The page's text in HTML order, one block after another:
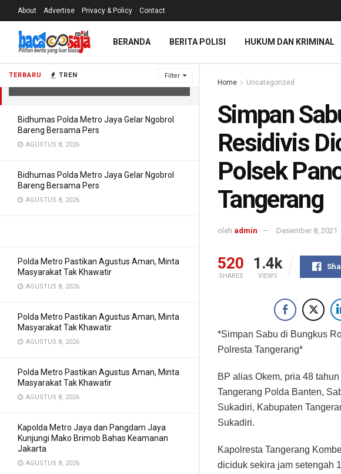
TERBARU TREN Filter
Simpan Sabu di Bungkus Rokok,
Residivis Diciduk Unit Reskrim Polsek
Bidhumas Polda Metro Jaya Gelar Ngobrol
Bareng Bersama Pers
AGUSTUS 8, 2026
Bidhumas Polda Metro Jaya Gelar Ngobrol
Bareng Bersama Pers
AGUSTUS 8, 2026
Polda Metro Pastikan Agustus Aman, Minta
Masyarakat Tak Khawatir
AGUSTUS 8, 2026
Polda Metro Pastikan Agustus Aman, Minta
Masyarakat Tak Khawatir
AGUSTUS 8, 2026
Polda Metro Pastikan Agustus Aman, Minta
Masyarakat Tak Khawatir
AGUSTUS 8, 2026
Kapolda Metro Jaya dan Pangdam Jaya
Kunjungi Mako Brimob Bahas Keamanan
Jakarta
AGUSTUS 8, 2026
About Advertise Privacy & Policy Contact
BERANDA BERITA POLISI HUKUM DAN KRIMINAL
Home Uncategorized
Simpan
Residivis
Polsek
Tangerang
oleh admin Desember 8, 2021
520
SHARES
1.4k
VIEWS
*Simpan Sabu di Bungkus
Polresta Tangerang*
BP alias Okem, pria 48
Tangerang Polda Banten,
Sukadiri, Kabupaten
Sukadiri.
Kapolresta Tangerang
diciduk sekira jam setengah